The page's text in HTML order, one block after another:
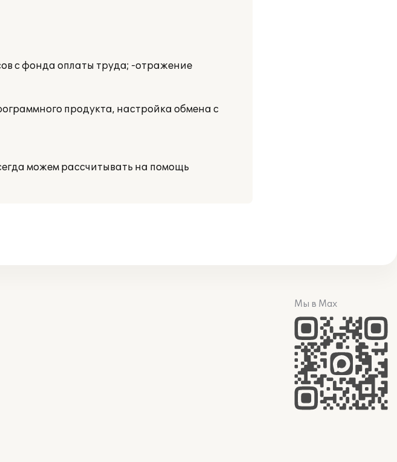
с фонда оплаты труда; -отражение
продукта, настройка обмена с
можем рассчитывать на помощь
Мы в Max